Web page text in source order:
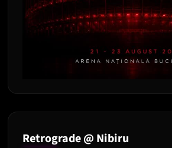
Retrograde @ Nibiru